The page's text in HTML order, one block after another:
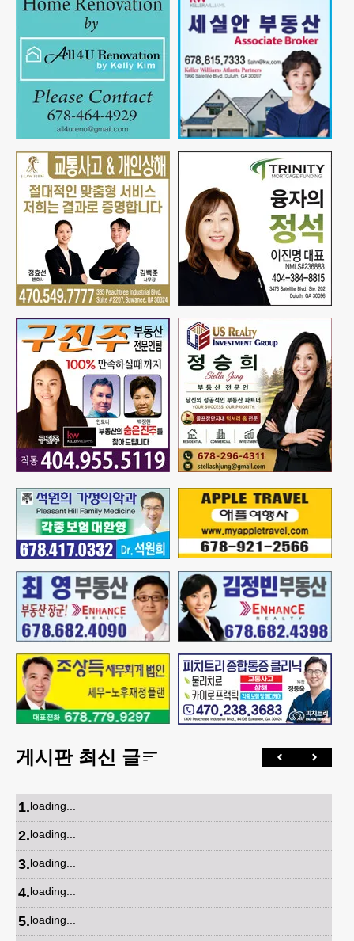
게시판 최신 글
1.loading...
2.loading...
3.loading...
4.loading...
5.loading...